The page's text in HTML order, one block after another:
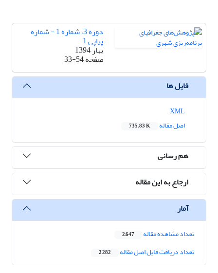
دوره 3، شماره 1 - شماره
پیاپی 1
بهار 1394
صفحه33-54
فایل ها
اصل مقاله
735.83 K
هم رسانی
ارجاع به این مقاله
آمار
تعداد مشاهده مقاله 2,647
تعداد دریافت فایل اصل مقاله 2,282